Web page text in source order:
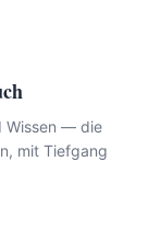
Wissen — die
mit Tiefgang